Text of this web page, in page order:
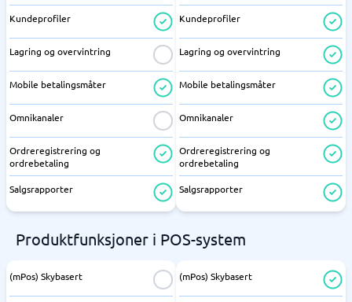
Kundeprofiler
Lagring og overvintring
Mobile betalingsmåter
Omnikanaler
Ordreregistrering og
ordrebetaling
Salgsrapporter
Kundeprofiler
Lagring og overvintring
Mobile betalingsmåter
Omnikanaler
Ordreregistrering og
ordrebetaling
Salgsrapporter
Produktfunksjoner i POS-system
(mPos) Skybasert (mPos) Skybasert